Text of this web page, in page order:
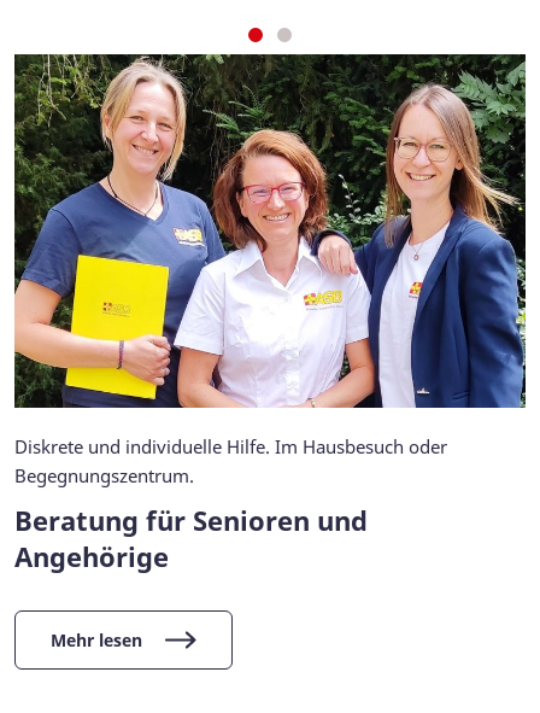
Diskrete und individuelle Hilfe. Im Hausbesuch oder
Begegnungszentrum.
Beratung für Senioren und
Angehörige
Mehr lesen